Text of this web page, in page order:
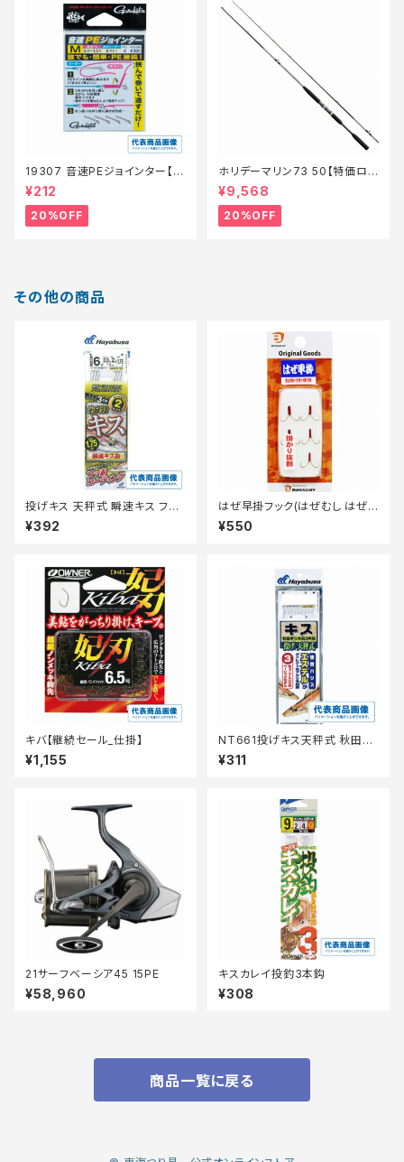
19307 音速PEジョインター【特
価仕掛】【20】
¥212
20%OFF
ホリデーマリン73 50【特価ロッ
ド】【20】
¥9,568
20%OFF
その他の商品
投げキス 天秤式 瞬速キス フッ
素コート3×2 NT673−6−0.8
¥392
はぜ早掛フック(はぜむし はぜ
玉対応)
¥550
キバ【継続セール_仕掛】
¥1,155
NT661投げキス天秤式 秋田キ
ツネ茶3本6-1
¥311
21サーフベーシア45 15PE
¥58,960
キスカレイ投釣3本鈎
¥308
商品一覧に戻る